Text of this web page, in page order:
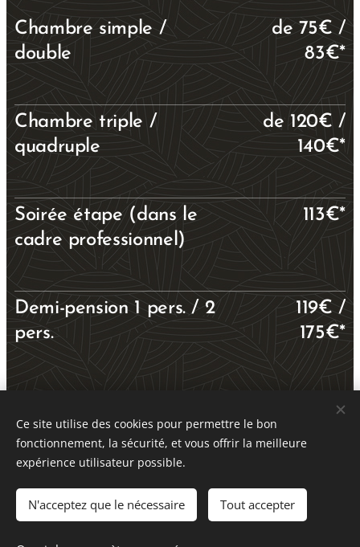
Chambre simple /
double
de 75€ /
83€*
Chambre triple /
quadruple
de 120€ /
140€*
Soirée étape (dans le
cadre professionnel)
113€*
Demi-pension 1 pers. / 2
pers.
119€ /
175€*
contacter pour plus d'informations
hôtel-restaurant
L'Épicurien
Ce site utilise des cookies pour permettre le bon
fonctionnement, la sécurité, et vous offrir la meilleure
expérience utilisateur possible.
N'acceptez que le nécessaire Tout accepter